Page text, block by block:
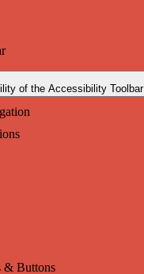
of the Accessibility Toolbar
& Buttons